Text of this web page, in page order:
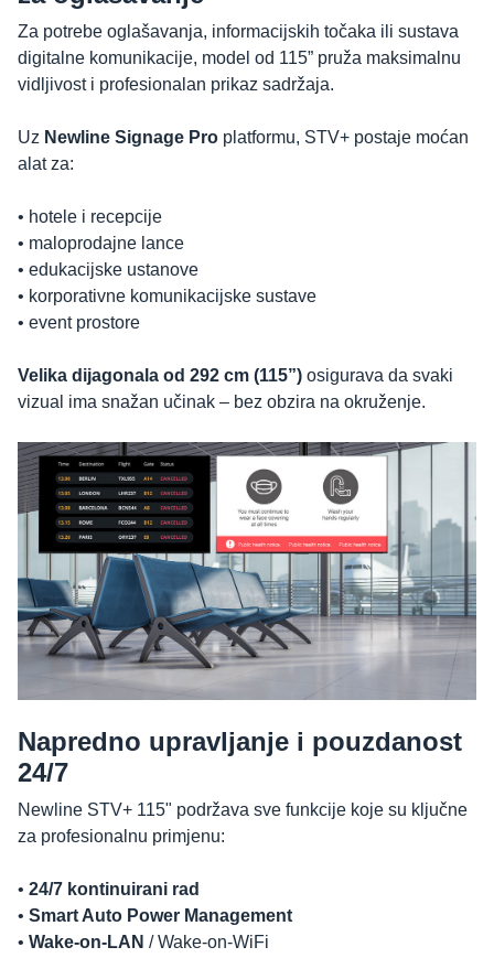
Za potrebe oglašavanja, informacijskih točaka ili sustava
digitalne komunikacije, model od 115” pruža maksimalnu
vidljivost i profesionalan prikaz sadržaja.
Uz Newline Signage Pro platformu, STV+ postaje moćan
alat za:
• hotele i recepcije
• maloprodajne lance
• edukacijske ustanove
• korporativne komunikacijske sustave
• event prostore
Velika dijagonala od 292 cm (115”) osigurava da svaki
vizual ima snažan učinak – bez obzira na okruženje.
Napredno upravljanje i pouzdanost
24/7
Newline STV+ 115" podržava sve funkcije koje su ključne
za profesionalnu primjenu:
• 24/7 kontinuirani rad
• Smart Auto Power Management
• Wake-on-LAN / Wake-on-WiFi